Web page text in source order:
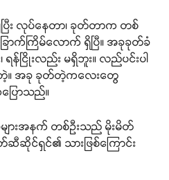
ြီး လုပ်နေတာ၊ ခုတ်တာက တစ်
ြောက်ကြိမ်လောက် ရှိပြီ။ အခုခုတ်ခံ
ငြိုးလည်း မရှိဘူး။ လည်ပင်းပါ
တဲ့။ အခု ခုတ်တဲ့ကလေးတွေ
ြောသည်။
ျားအနက် တစ်ဦးသည် မိုးမိတ်
ဆီဆိုင်ရှင်၏ သားဖြစ်ကြောင်း